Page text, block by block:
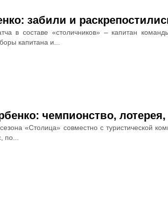
забили и
в составе «столичников» – капитан
капитана и...
чемпионство,
«Столица» совместно с туристической
по...